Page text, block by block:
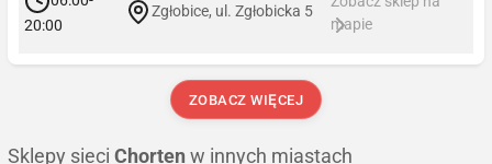
20:00
Zgłobice, ul. Zgłobicka 5
mapie
ZOBACZ WIĘCEJ
Sklepy sieci Chorten w innych miastach